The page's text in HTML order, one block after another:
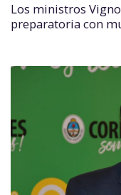
Los ministros
preparatoria con